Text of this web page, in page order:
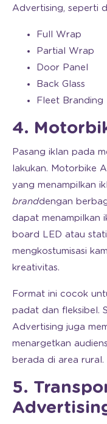
Advertising, seperti
Full Wrap
Partial Wrap
Door Panel
Back Glass
Fleet Branding
4.
Pasang iklan pada
lakukan. Motorbike
yang menampilkan
branddengan
dapat menampilkan
board LED atau
mengkostumisasi
kreativitas.
Format ini cocok
padat dan fleksibel.
Advertising juga
menargetkan
berada di area rural.
5.